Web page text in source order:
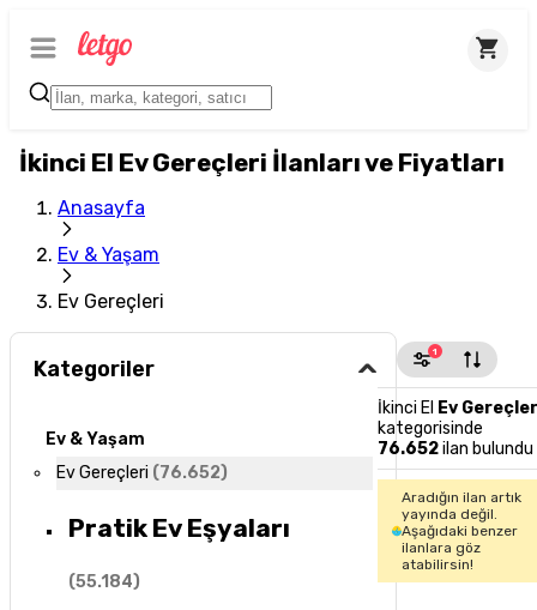
İkinci El Ev Gereçleri İlanları ve Fiyatları
Anasayfa
Ev & Yaşam
Ev Gereçleri
Kategoriler
Ev & Yaşam
Ev Gereçleri (76.652)
Pratik Ev Eşyaları
(55.184)
1
İkinci El Ev
kategorisinde
76.652ilan bulundu
Aradığın ilan artık
yayında değil.
Aşağıdaki benzer
ilanlara göz
atabilirsin!